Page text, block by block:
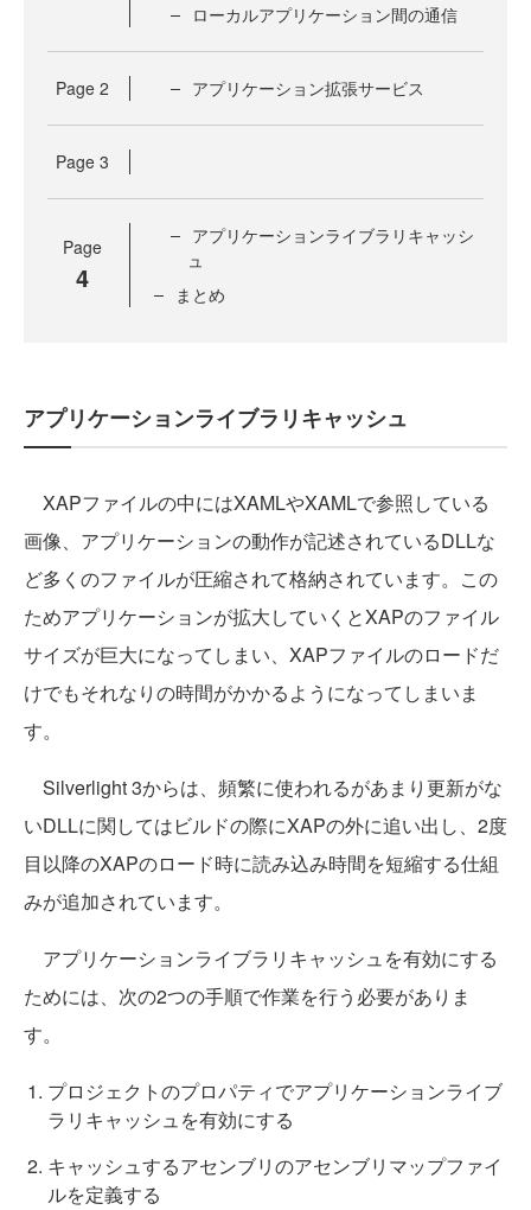
ローカルアプリケーション間の通信
Page 2 アプリケーション拡張サービス
Page 3
Page
4
アプリケーションライブラリキャッシ
ュ
まとめ
アプリケーションライブラリキャッシュ
XAPファイルの中にはXAMLやXAMLで参照している
画像、アプリケーションの動作が記述されているDLLな
ど多くのファイルが圧縮されて格納されています。この
ためアプリケーションが拡大していくとXAPのファイル
サイズが巨大になってしまい、XAPファイルのロードだ
けでもそれなりの時間がかかるようになってしまいま
す。
Silverlight 3からは、頻繁に使われるがあまり更新がな
いDLLに関してはビルドの際にXAPの外に追い出し、2度
目以降のXAPのロード時に読み込み時間を短縮する仕組
みが追加されています。
アプリケーションライブラリキャッシュを有効にする
ためには、次の2つの手順で作業を行う必要がありま
す。
プロジェクトのプロパティでアプリケーションライブ
ラリキャッシュを有効にする
キャッシュするアセンブリのアセンブリマップファイ
ルを定義する